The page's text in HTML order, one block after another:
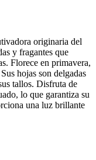
originaria del
y fragantes que
Florece en primavera,
hojas son delgadas
tallos. Disfruta de
lo que garantiza su
una luz brillante